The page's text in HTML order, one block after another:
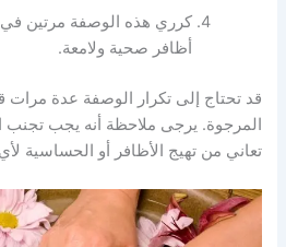
كرري هذه الوصفة مرتين
أظافر صحية ولامعة.
قد تحتاج إلى تكرار الوصفة عدة مرات
المرجوة. يرجى ملاحظة أنه يجب تجنب
تعاني من تهيج الأظافر أو الحساسية